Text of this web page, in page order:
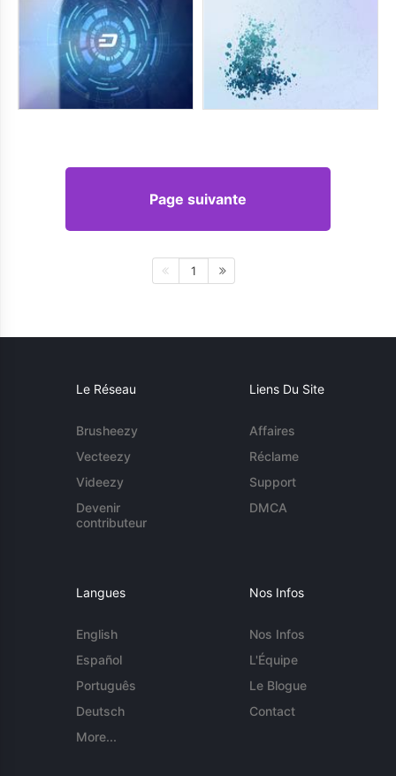
Page suivante
1
Le Réseau
Brusheezy
Vecteezy
Videezy
Devenir
contributeur
Liens Du Site
Affaires
Réclame
Support
DMCA
Langues
English
Español
Português
Deutsch
More...
Nos Infos
Nos Infos
L'Équipe
Le Blogue
Contact